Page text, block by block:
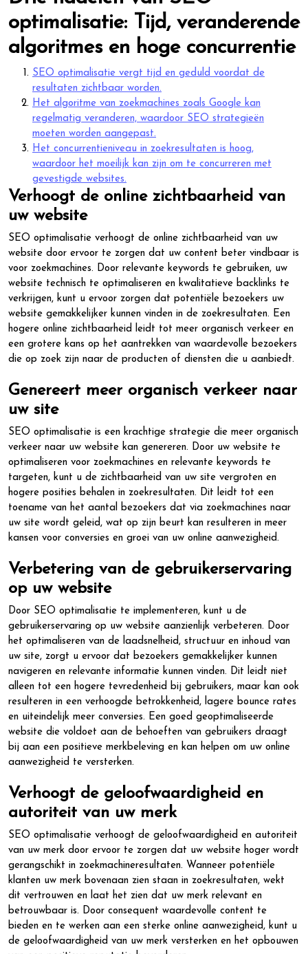
optimalisatie: Tijd, veranderende
algoritmes en hoge concurrentie
SEO optimalisatie vergt tijd en geduld voordat de
resultaten zichtbaar worden.
Het algoritme van zoekmachines zoals Google kan
regelmatig veranderen, waardoor SEO strategieën
moeten worden aangepast.
Het concurrentieniveau in zoekresultaten is hoog,
waardoor het moeilijk kan zijn om te concurreren met
gevestigde websites.
Verhoogt de online zichtbaarheid van
uw website
SEO optimalisatie verhoogt de online zichtbaarheid van uw
website door ervoor te zorgen dat uw content beter vindbaar is
voor zoekmachines. Door relevante keywords te gebruiken, uw
website technisch te optimaliseren en kwalitatieve backlinks te
verkrijgen, kunt u ervoor zorgen dat potentiële bezoekers uw
website gemakkelijker kunnen vinden in de zoekresultaten. Een
hogere online zichtbaarheid leidt tot meer organisch verkeer en
een grotere kans op het aantrekken van waardevolle bezoekers
die op zoek zijn naar de producten of diensten die u aanbiedt.
Genereert meer organisch verkeer naar
uw site
SEO optimalisatie is een krachtige strategie die meer organisch
verkeer naar uw website kan genereren. Door uw website te
optimaliseren voor zoekmachines en relevante keywords te
targeten, kunt u de zichtbaarheid van uw site vergroten en
hogere posities behalen in zoekresultaten. Dit leidt tot een
toename van het aantal bezoekers dat via zoekmachines naar
uw site wordt geleid, wat op zijn beurt kan resulteren in meer
kansen voor conversies en groei van uw online aanwezigheid.
Verbetering van de gebruikerservaring
op uw website
Door SEO optimalisatie te implementeren, kunt u de
gebruikerservaring op uw website aanzienlijk verbeteren. Door
het optimaliseren van de laadsnelheid, structuur en inhoud van
uw site, zorgt u ervoor dat bezoekers gemakkelijker kunnen
navigeren en relevante informatie kunnen vinden. Dit leidt niet
alleen tot een hogere tevredenheid bij gebruikers, maar kan ook
resulteren in een verhoogde betrokkenheid, lagere bounce rates
en uiteindelijk meer conversies. Een goed geoptimaliseerde
website die voldoet aan de behoeften van gebruikers draagt
bij aan een positieve merkbeleving en kan helpen om uw online
aanwezigheid te versterken.
Verhoogt de geloofwaardigheid en
autoriteit van uw merk
SEO optimalisatie verhoogt de geloofwaardigheid en autoriteit
van uw merk door ervoor te zorgen dat uw website hoger wordt
gerangschikt in zoekmachineresultaten. Wanneer potentiële
klanten uw merk bovenaan zien staan in zoekresultaten, wekt
dit vertrouwen en laat het zien dat uw merk relevant en
betrouwbaar is. Door consequent waardevolle content te
bieden en te werken aan een sterke online aanwezigheid, kunt u
de geloofwaardigheid van uw merk versterken en het opbouwen